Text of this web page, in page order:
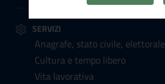
SERVIZI
Anagrafe, stato civile, elettorale
Cultura e tempo libero
Vita lavorativa